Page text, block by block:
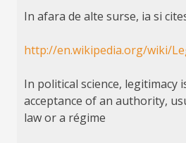
In afara de alte surse, ia si
http://en.wikipedia.org/wiki/
In political science, legitimacy
acceptance of an authority,
law or a régime